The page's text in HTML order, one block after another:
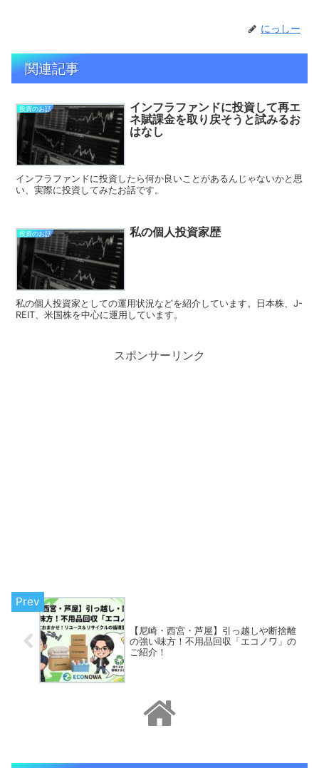
にっしー
関連記事
投資のお話
インフラファンドに投資して再エ
ネ賦課金を取り戻そうと試みるお
はなし
インフラファンドに投資したら何か良いことがあるんじゃないかと思
い、実際に投資してみたお話です。
投資のお話 私の個人投資家歴
私の個人投資家としての運用状況などを紹介しています。日本株、J-
REIT、米国株を中心に運用しています。
スポンサーリンク
【尼崎・西宮・芦屋】引っ越しや断捨離
の強い味方！不用品回収「エコノワ」の
ご紹介！